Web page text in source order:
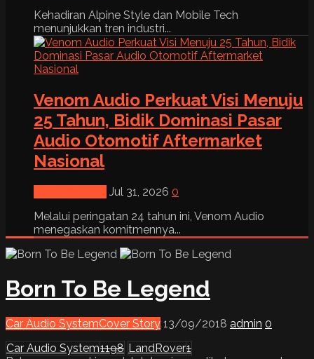
Kehadiran Alpine Style dan Mobile Tech
menunjukkan tren industri...
Venom Audio Perkuat Visi Menuju
25 Tahun, Bidik Dominasi Pasar
Audio Otomotif Aftermarket
Nasional
Jul 31, 2026 0
Melalui peringatan 24 tahun ini, Venom Audio
menegaskan komitmennya...
Born To Be Legend
Car Audio SystemCover Story 13/09/2018 admin 0
Car Audio System1198 LandRover1